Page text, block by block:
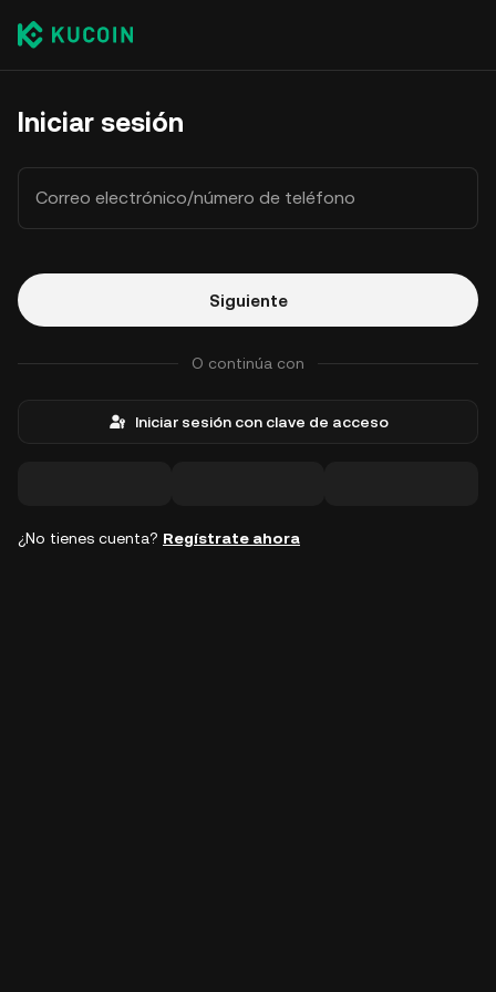
Iniciar sesión
Correo electrónico/número de teléfono
Siguiente
O continúa con
Iniciar sesión con clave de acceso
¿No tienes cuenta? Regístrate ahora